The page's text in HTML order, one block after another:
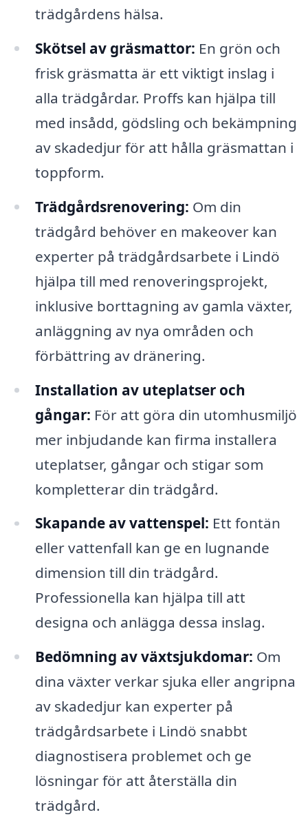
trädgårdens hälsa.
Skötsel av gräsmattor: En grön och
frisk gräsmatta är ett viktigt inslag i
alla trädgårdar. Proffs kan hjälpa till
med insådd, gödsling och bekämpning
av skadedjur för att hålla gräsmattan i
toppform.
Trädgårdsrenovering: Om din
trädgård behöver en makeover kan
experter på trädgårdsarbete i Lindö
hjälpa till med renoveringsprojekt,
inklusive borttagning av gamla växter,
anläggning av nya områden och
förbättring av dränering.
Installation av uteplatser och
gångar: För att göra din utomhusmiljö
mer inbjudande kan firma installera
uteplatser, gångar och stigar som
kompletterar din trädgård.
Skapande av vattenspel: Ett fontän
eller vattenfall kan ge en lugnande
dimension till din trädgård.
Professionella kan hjälpa till att
designa och anlägga dessa inslag.
Bedömning av växtsjukdomar: Om
dina växter verkar sjuka eller angripna
av skadedjur kan experter på
trädgårdsarbete i Lindö snabbt
diagnostisera problemet och ge
lösningar för att återställa din
trädgård.